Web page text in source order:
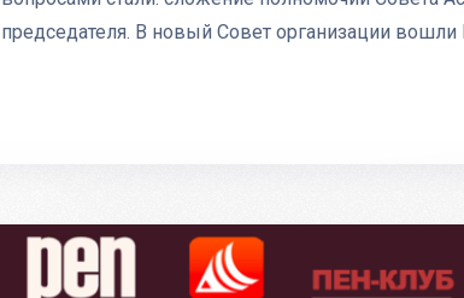
председателя. В новый Совет организации